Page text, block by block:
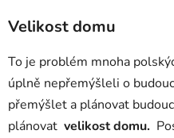
Velikost domu
To je problém mnoha
úplně nepřemýšleli o
přemýšlet a plánovat
plánovat velikost domu.